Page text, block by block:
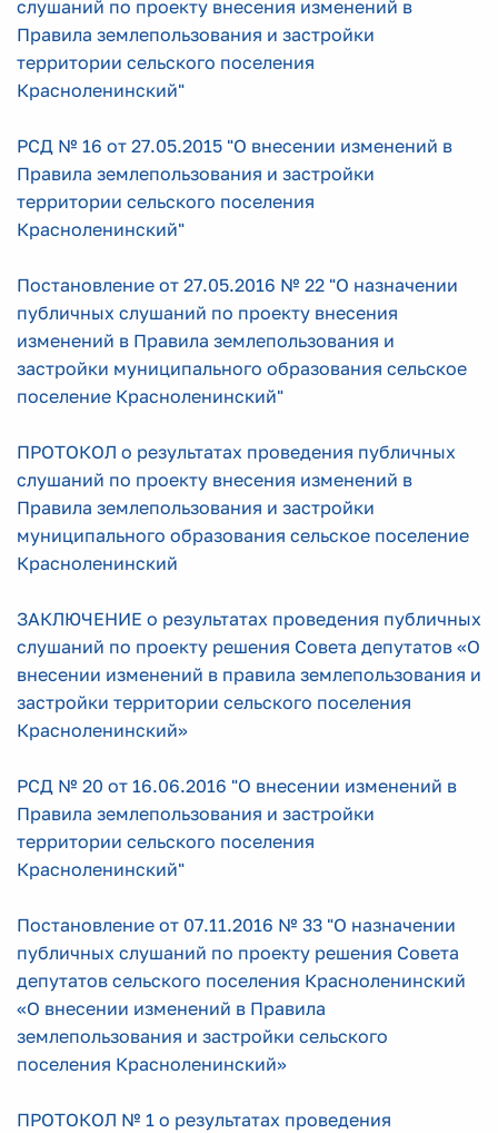
слушаний по проекту внесения изменений в
Правила землепользования и застройки
территории сельского поселения
Красноленинский"
РСД № 16 от 27.05.2015 "О внесении изменений в
Правила землепользования и застройки
территории сельского поселения
Красноленинский"
Постановление от 27.05.2016 № 22 "О назначении
публичных слушаний по проекту внесения
изменений в Правила землепользования и
застройки муниципального образования сельское
поселение Красноленинский"
ПРОТОКОЛ о результатах проведения публичных
слушаний по проекту внесения изменений в
Правила землепользования и застройки
муниципального образования сельское поселение
Красноленинский
ЗАКЛЮЧЕНИЕ о результатах проведения публичных
слушаний по проекту решения Совета депутатов «О
внесении изменений в правила землепользования и
застройки территории сельского поселения
Красноленинский»
РСД № 20 от 16.06.2016 "О внесении изменений в
Правила землепользования и застройки
территории сельского поселения
Красноленинский"
Постановление от 07.11.2016 № 33 "О назначении
публичных слушаний по проекту решения Совета
депутатов сельского поселения Красноленинский
«О внесении изменений в Правила
землепользования и застройки сельского
поселения Красноленинский»
ПРОТОКОЛ № 1 о результатах проведения